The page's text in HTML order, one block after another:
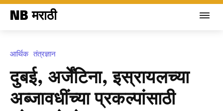
NB मराठी
आर्थिक तंत्रज्ञान
दुबई, अर्जेंटिना, इस्रायलच्या
अब्जावधींच्या प्रकल्पांसाठी